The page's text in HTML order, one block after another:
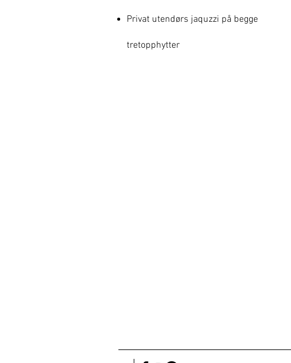
Privat utendørs jaquzzi på begge
tretopphytter